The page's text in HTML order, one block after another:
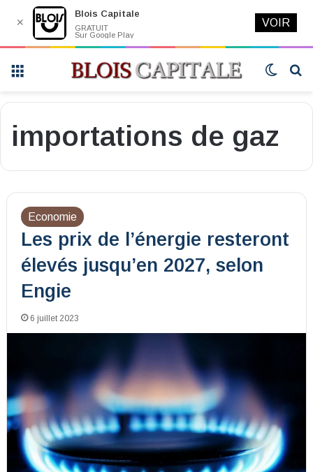
Switch
importations de gaz
Economie
Les prix de l’énergie resteront
élevés jusqu’en 2027, selon
Engie
6 juillet 2023
✕
Blois Capitale
GRATUIT
Sur Google Play
VOIR